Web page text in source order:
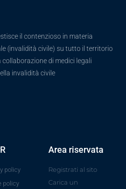
il contenzioso in materia
(invalidità civile) su tutto il territorio
di medici legali
invalidità civile
policy
policy
Area riservata
Registrati al sito
Carica un